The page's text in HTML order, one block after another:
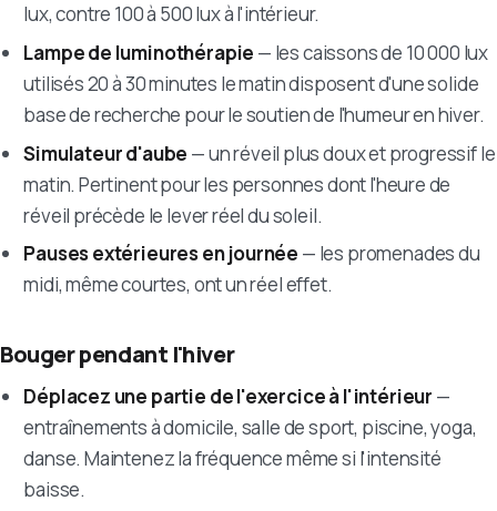
lux, contre 100 à 500 lux à l'intérieur.
Lampe de luminothérapie — les caissons de 10 000 lux
utilisés 20 à 30 minutes le matin disposent d'une solide
base de recherche pour le soutien de l'humeur en hiver.
Simulateur d'aube — un réveil plus doux et progressif le
matin. Pertinent pour les personnes dont l'heure de
réveil précède le lever réel du soleil.
Pauses extérieures en journée — les promenades du
midi, même courtes, ont un réel effet.
Bouger pendant l'hiver
Déplacez une partie de l'exercice à l'intérieur —
entraînements à domicile, salle de sport, piscine, yoga,
danse. Maintenez la fréquence même si l'intensité
baisse.